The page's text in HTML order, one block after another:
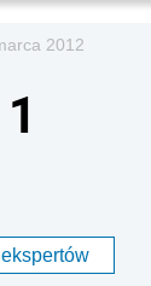
2012